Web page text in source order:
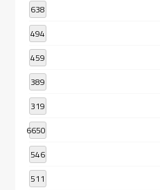
638
494
459
389
319
6650
546
511